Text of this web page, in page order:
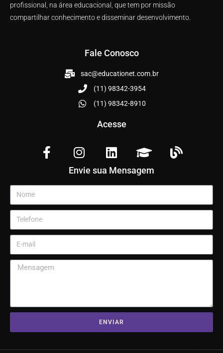
profissional, na área educacional, que tem por missão
compartilhar conhecimento e disseminar desenvolvimento.
Fale Conosco
sac@educationet.com.br
(11) 98342-3954
(11) 98342-8910
Acesse
Envie sua Mensagem
ENVIAR